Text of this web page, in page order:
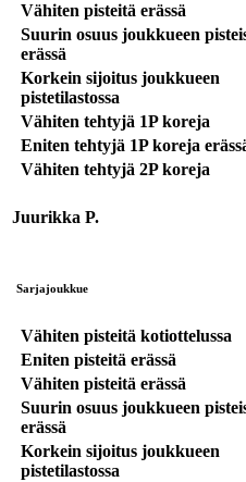
Vähiten pisteitä erässä
Suurin osuus joukkueen
erässä
Korkein sijoitus joukkueen
pistetilastossa
Vähiten tehtyjä 1P koreja
Eniten tehtyjä 1P koreja
Vähiten tehtyjä 2P koreja
Juurikka P.
Sarjajoukkue
Vähiten pisteitä kotiottelussa
Eniten pisteitä erässä
Vähiten pisteitä erässä
Suurin osuus joukkueen
erässä
Korkein sijoitus joukkueen
pistetilastossa